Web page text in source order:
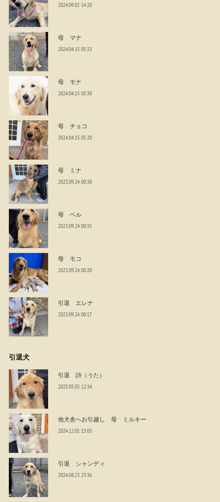
2024.09.02 14:20
母 マナ
2024.04.15 05:33
母 モナ
2024.04.15 05:30
母 チョコ
2024.04.15 05:20
母 ミナ
2023.09.24 00:38
母 ベル
2023.09.24 00:35
母 モコ
2023.09.24 00:20
引退 エレナ
2023.09.24 00:17
引退犬
引退 詩（うた）
2025.05.05 12:34
他犬舎へお引越し 母 ミルキー
2024.12.01 13:05
引退 シャンディ
2024.08.23 23:36